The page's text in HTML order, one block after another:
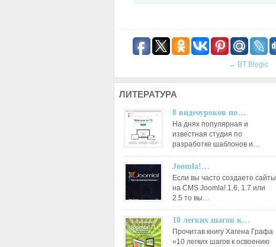
← BT Blogic
ЛИТЕРАТУРА
8 видеоуроков по…
На днях популярная и
известная студия по
разработке шаблонов и…
Joomla!…
Если вы часто создаете сайты
на CMS Joomla! 1.6, 1.7 или
2.5 то вы…
10 легких шагов к…
Прочитав книгу Хагена Графа
«10 легких шагов к освоению